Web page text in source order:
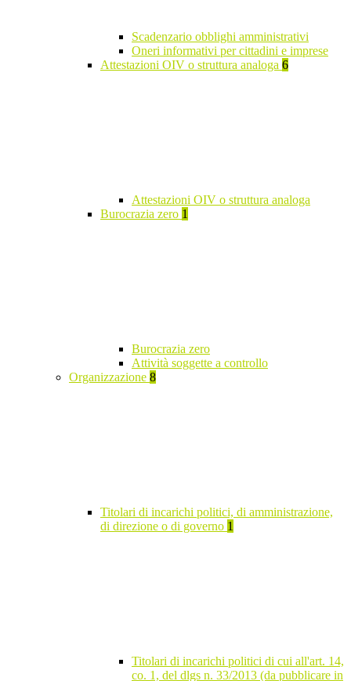
Scadenzario obblighi amministrativi
Oneri informativi per cittadini e imprese
Attestazioni OIV o struttura analoga 6
Attestazioni OIV o struttura analoga
Burocrazia zero 1
Burocrazia zero
Attività soggette a controllo
Organizzazione 8
Titolari di incarichi politici, di amministrazione,
di direzione o di governo 1
Titolari di incarichi politici di cui all'art. 14,
co. 1, del dlgs n. 33/2013 (da pubblicare in